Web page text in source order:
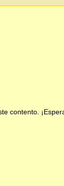
contento.